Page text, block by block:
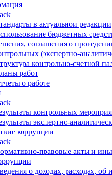
в актуальной редакции
бюджетных
соглашения о
(экспертно-
контрольно-счетной
работ
о работе
контрольных
экспертно-
коррупции
правовые акты и
о доходах, расходах, об